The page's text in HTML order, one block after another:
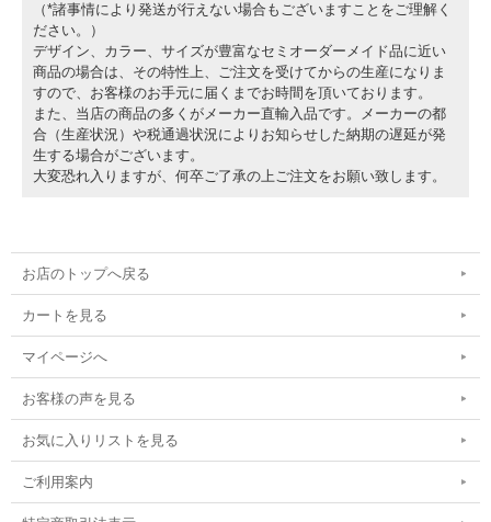
（*諸事情により発送が行えない場合もございますことをご理解く
ださい。）
デザイン、カラー、サイズが豊富なセミオーダーメイド品に近い
商品の場合は、その特性上、ご注文を受けてからの生産になりま
すので、お客様のお手元に届くまでお時間を頂いております。
また、当店の商品の多くがメーカー直輸入品です。メーカーの都
合（生産状況）や税通過状況によりお知らせした納期の遅延が発
生する場合がございます。
大変恐れ入りますが、何卒ご了承の上ご注文をお願い致します。
お店のトップへ戻る
カートを見る
マイページへ
お客様の声を見る
お気に入りリストを見る
ご利用案内